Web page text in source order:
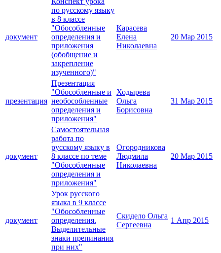
документ
по русскому языку
в 8 классе
"Обособленные
определения и
приложения
(обобщение и
закрепление
изученного)"
Карасева
Елена
Николаевна
20 Мар 2015
презентация
Презентация
"Обособленные и
необособленные
определения и
приложения"
Ходырева
Ольга
Борисовна
31 Мар 2015
документ
Самостоятельная
работа по
русскому языку в
8 классе по теме
"Обособленные
определения и
приложения"
Огородникова
Людмила
Николаевна
20 Мар 2015
документ
Урок русского
языка в 9 классе
"Обособленные
определения.
Выделительные
знаки препинания
при них"
Скидело Ольга
Сергеевна
1 Апр 2015